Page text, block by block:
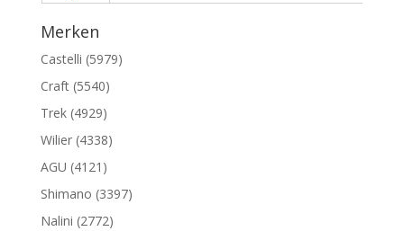
Merken
Castelli (5979)
Craft (5540)
Trek (4929)
Wilier (4338)
AGU (4121)
Shimano (3397)
Nalini (2772)